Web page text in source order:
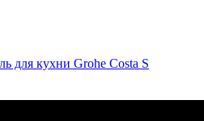
для кухни Grohe Costa S